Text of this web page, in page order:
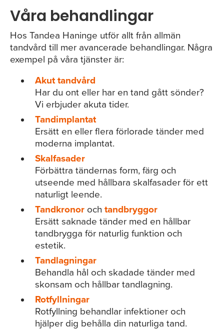
Våra behandlingar
Hos Tandea Haninge utför allt från allmän
tandvård till mer avancerade behandlingar. Några
exempel på våra tjänster är:
Akut tandvård
Har du ont eller har en tand gått sönder?
Vi erbjuder akuta tider.
Tandimplantat
Ersätt en eller flera förlorade tänder med
moderna implantat.
Skalfasader
Förbättra tändernas form, färg och
utseende med hållbara skalfasader för ett
naturligt leende.
Tandkronor och tandbryggor
Ersätt saknade tänder med en hållbar
tandbrygga för naturlig funktion och
estetik.
Tandlagningar
Behandla hål och skadade tänder med
skonsam och hållbar tandlagning.
Rotfyllningar
Rotfyllning behandlar infektioner och
hjälper dig behålla din naturliga tand.